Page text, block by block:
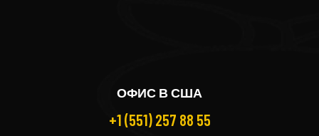
ОФИС В США
+1 (551) 257 88 55